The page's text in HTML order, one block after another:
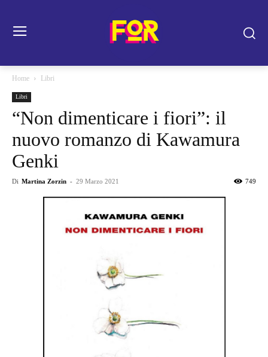
Home Libri
Libri
“Non dimenticare i fiori”: il
nuovo romanzo di Kawamura
Genki
Di Martina Zorzin - 29 Marzo 2021 749